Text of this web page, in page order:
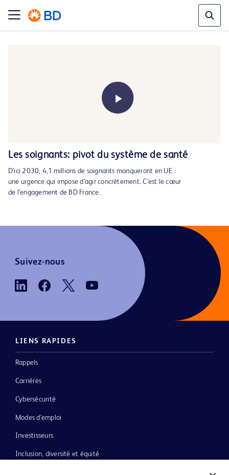
Video
Les soignants: pivot du système de santé
D’ici 2030, 4,1 millions de soignants manqueront en UE :
une urgence qui impose d’agir concrètement. C’est le cœur
de l’engagement de BD France.
Suivez-nous
LIENS RAPIDES
Rappels
Carrières
Cybersécurité
Modes d’emploi
Investisseurs
Inclusion, diversité et équité